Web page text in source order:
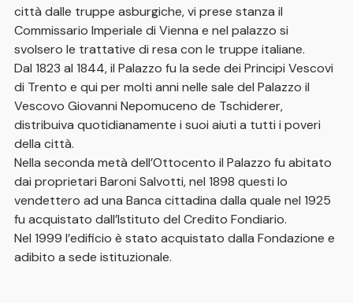
città dalle truppe asburgiche, vi prese stanza il
Commissario Imperiale di Vienna e nel palazzo si
svolsero le trattative di resa con le truppe italiane.
Dal 1823 al 1844, il Palazzo fu la sede dei Principi Vescovi
di Trento e qui per molti anni nelle sale del Palazzo il
Vescovo Giovanni Nepomuceno de Tschiderer,
distribuiva quotidianamente i suoi aiuti a tutti i poveri
della città.
Nella seconda metà dell’Ottocento il Palazzo fu abitato
dai proprietari Baroni Salvotti, nel 1898 questi lo
vendettero ad una Banca cittadina dalla quale nel 1925
fu acquistato dall’Istituto del Credito Fondiario.
Nel 1999 l’edificio è stato acquistato dalla Fondazione e
adibito a sede istituzionale.